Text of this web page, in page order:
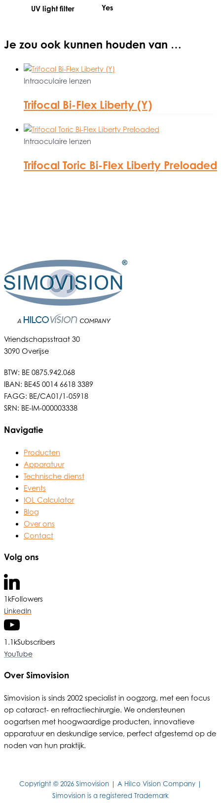
UV light filter Yes
Je zou ook kunnen houden van …
Intraoculaire lenzen
Trifocal Bi-Flex Liberty (Y)
Intraoculaire lenzen
Trifocal Toric Bi-Flex Liberty Preloaded
Vriendschapsstraat 30
3090 Overijse
BTW: BE 0875.942.068
IBAN: BE45 0014 6618 3389
FAGG: BE/CA01/1-05918
SRN: BE-IM-000003338
Navigatie
Producten
Apparatuur
Technische dienst
Events
IOL Calculator
Blog
Over ons
Contact
Volg ons
1kFollowers
LinkedIn
1.1kSubscribers
YouTube
Over Simovision
Simovision is sinds 2002 specialist in oogzorg, met een focus
op cataract- en refractiechirurgie. We ondersteunen
oogartsen met hoogwaardige producten, innovatieve
apparatuur en deskundige service, perfect afgestemd op de
noden van hun praktijk.
Copyright © 2026 Simovision | A Hilco Vision Company |
Simovision is a registered Trademark